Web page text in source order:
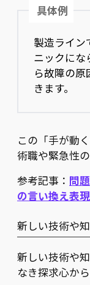
具体例
製造ライン
ニックにな
ら故障の
きます。
この「手が動
術職や緊急性
参考記事： 問
の言い換え表
新しい技術や
新しい技術や
なき探求心か